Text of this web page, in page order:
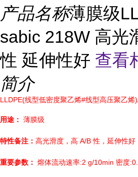
产品名称薄膜级
sabic 218W 高光
性 延伸性好 查看
简介
LLDPE(线型低密度聚乙烯#线型高压聚乙
用途： 薄膜级
特性备注： 高光滑度，高 A/B 性，延伸性好
重要参数： 熔体流动速率:2 g/10min 密度